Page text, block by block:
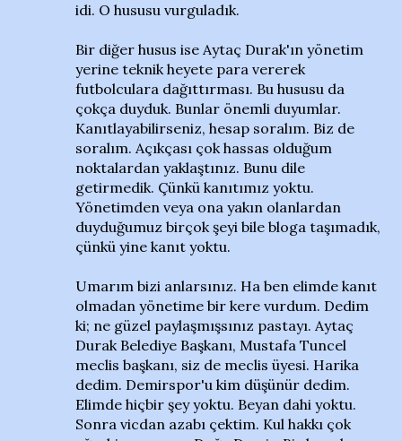
idi. O hususu vurguladık.
Bir diğer husus ise Aytaç Durak'ın yönetim
yerine teknik heyete para vererek
futbolculara dağıttırması. Bu hususu da
çokça duyduk. Bunlar önemli duyumlar.
Kanıtlayabilirseniz, hesap soralım. Biz de
soralım. Açıkçası çok hassas olduğum
noktalardan yaklaştınız. Bunu dile
getirmedik. Çünkü kanıtımız yoktu.
Yönetimden veya ona yakın olanlardan
duyduğumuz birçok şeyi bile bloga taşımadık,
çünkü yine kanıt yoktu.
Umarım bizi anlarsınız. Ha ben elimde kanıt
olmadan yönetime bir kere vurdum. Dedim
ki; ne güzel paylaşmışsınız pastayı. Aytaç
Durak Belediye Başkanı, Mustafa Tuncel
meclis başkanı, siz de meclis üyesi. Harika
dedim. Demirspor'u kim düşünür dedim.
Elimde hiçbir şey yoktu. Beyan dahi yoktu.
Sonra vicdan azabı çektim. Kul hakkı çok